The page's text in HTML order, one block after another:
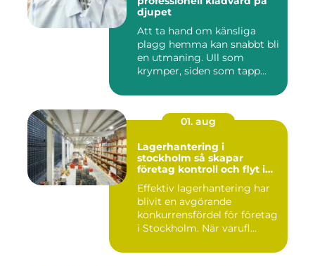
djupet
Att ta hand om känsliga
plagg hemma kan snabbt bli
en utmaning. Ull som
krymper, siden som tapp...
01. aug
Lagerhantering i
stockholm så skapar
företag kontroll och flyt i
Effektiv lagerhantering har
blivit en avgörande
konkurrensfördel för företag
i Stockholm. När varufl...